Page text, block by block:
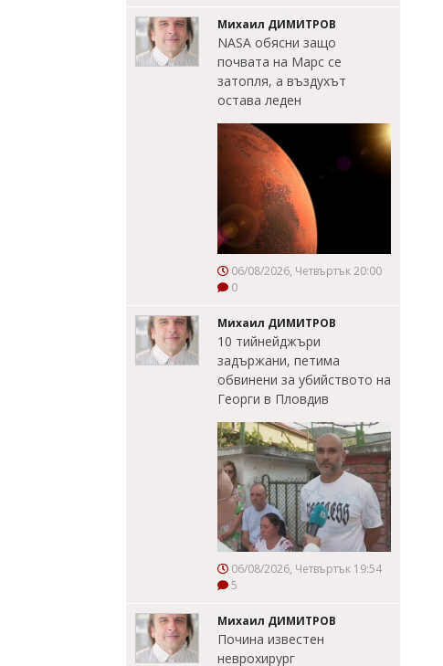
Михаил ДИМИТРОВ
NASA обясни защо
почвата на Марс се
затопля, а въздухът
остава леден
06/08/2026, Четвъртък 20:00
0
Михаил ДИМИТРОВ
10 тийнейджъри
задържани, петима
обвинени за убийството на
Георги в Пловдив
06/08/2026, Четвъртък 19:54
5
Михаил ДИМИТРОВ
Почина известен
неврохирург